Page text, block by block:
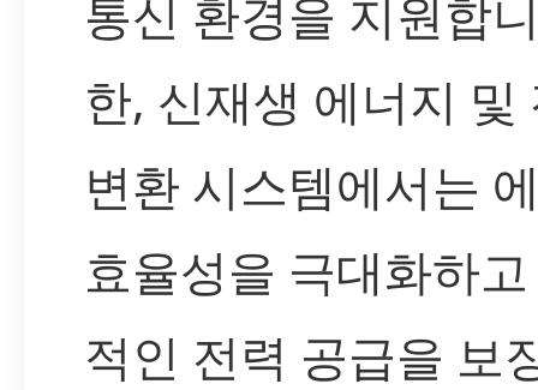
통신 환경을 지원합
한, 신재생 에너지 및
변환 시스템에서는
효율성을 극대화하
적인 전력 공급을 보